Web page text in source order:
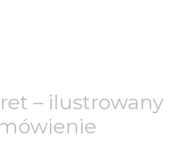
– ilustrowany